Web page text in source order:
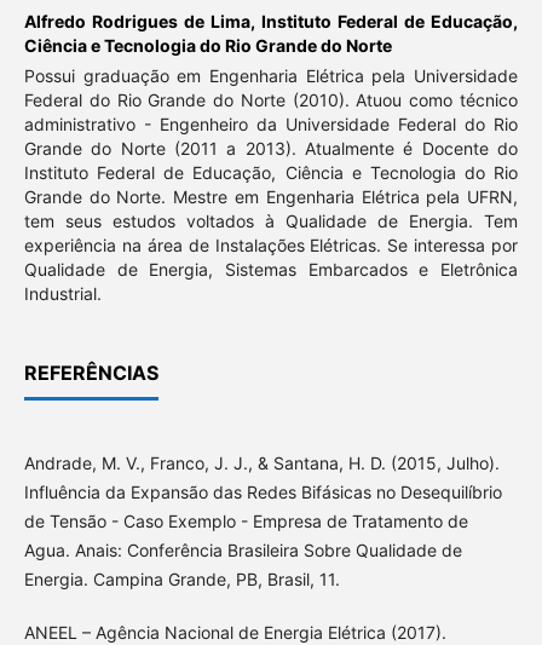
Alfredo Rodrigues de Lima,Instituto Federal de Educação,
Ciência e Tecnologia do Rio Grande do Norte
Possui graduação em Engenharia Elétrica pela Universidade
Federal do Rio Grande do Norte (2010). Atuou como técnico
administrativo - Engenheiro da Universidade Federal do Rio
Grande do Norte (2011 a 2013). Atualmente é Docente do
Instituto Federal de Educação, Ciência e Tecnologia do Rio
Grande do Norte. Mestre em Engenharia Elétrica pela UFRN,
tem seus estudos voltados à Qualidade de Energia. Tem
experiência na área de Instalações Elétricas. Se interessa por
Qualidade de Energia, Sistemas Embarcados e Eletrônica
Industrial.
REFERÊNCIAS
Andrade, M. V., Franco, J. J., & Santana, H. D. (2015, Julho).
Influência da Expansão das Redes Bifásicas no Desequilíbrio
de Tensão - Caso Exemplo - Empresa de Tratamento de
Agua. Anais: Conferência Brasileira Sobre Qualidade de
Energia. Campina Grande, PB, Brasil, 11.
ANEEL – Agência Nacional de Energia Elétrica (2017).